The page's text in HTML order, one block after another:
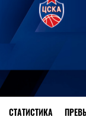
СТАТИСТИКА